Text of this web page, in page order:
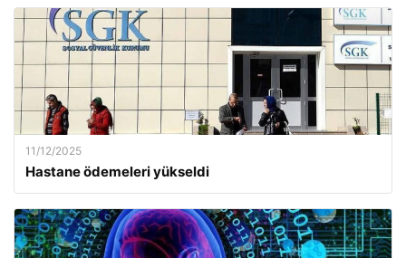
11/12/2025
Hastane ödemeleri yükseldi